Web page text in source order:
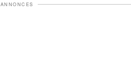
ANNONCES